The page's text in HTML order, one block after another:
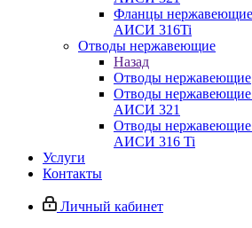
Фланцы
АИСИ 316Ti
Отводы нержавеющие
Назад
Отводы нержавеющие
Отводы
АИСИ 321
Отводы
АИСИ 316 Ti
Услуги
Контакты
Личный кабинет